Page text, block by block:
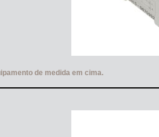
de medida em cima.